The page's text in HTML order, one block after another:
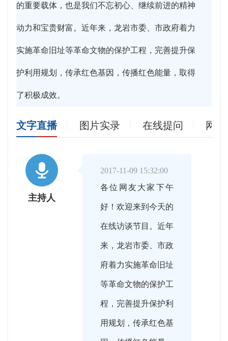
的重要载体，也是我们不忘初心、继续前进的精神
动力和宝贵财富。近年来，龙岩市委、市政府着力
实施革命旧址等革命文物的保护工程，完善提升保
护利用规划，传承红色基因，传播红色能量，取得
了积极成效。
文字直播 图片实录 在线提问 网

主持人
2017-11-09 15:32:00
各位网友大家下午
好！欢迎来到今天的
在线访谈节目。近年
来，龙岩市委、市政
府着力实施革命旧址
等革命文物的保护工
程，完善提升保护利
用规划，传承红色基